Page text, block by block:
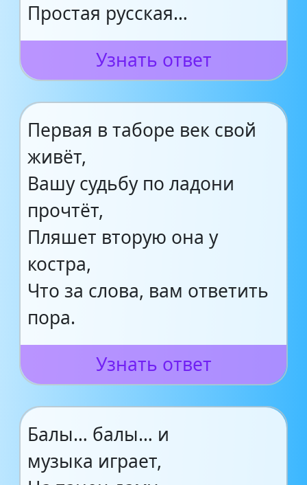
Простая русская…
Узнать ответ
Первая в таборе век свой
живёт,
Вашу судьбу по ладони
прочтёт,
Пляшет вторую она у
костра,
Что за слова, вам ответить
пора.
Узнать ответ
Балы… балы… и
музыка играет,